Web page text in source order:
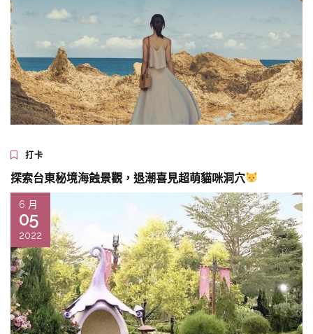
打卡
探索台東秘境海蝕景觀，退潮喜見超萌貓咪洞穴
6 月
05
2022